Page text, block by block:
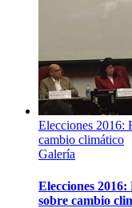
Elecciones 2016:
cambio climático
Galería
Elecciones
sobre cambio